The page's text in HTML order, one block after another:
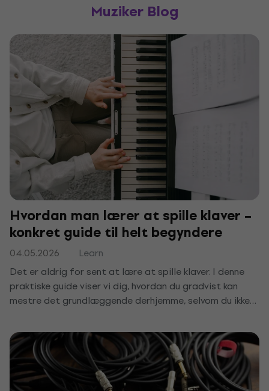
Muziker Blog
Hvordan man lærer at spille klaver –
konkret guide til helt begyndere
04.05.2026
Learn
Det er aldrig for sent at lære at spille klaver. I denne
praktiske guide viser vi dig, hvordan du gradvist kan
mestre det grundlæggende derhjemme, selvom du ikke
vil du spille dine første stykker og opleve glæden ved
musik.